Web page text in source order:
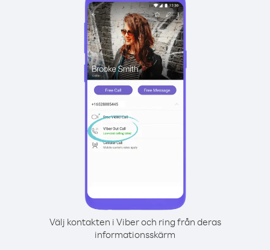
Välj kontakten i Viber och ring från deras
informationsskärm